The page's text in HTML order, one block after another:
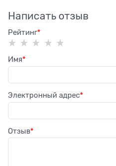
Написать отзыв
Рейтинг
Имя
Электронный адрес
Отзыв